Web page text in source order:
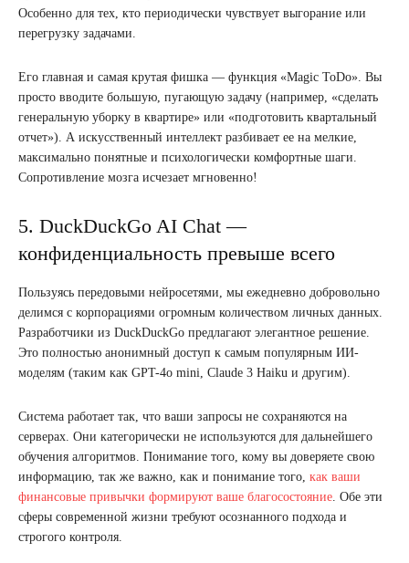
Особенно для тех, кто периодически чувствует выгорание или
перегрузку задачами.
Его главная и самая крутая фишка — функция «Magic ToDo». Вы
просто вводите большую, пугающую задачу (например, «сделать
генеральную уборку в квартире» или «подготовить квартальный
отчет»). А искусственный интеллект разбивает ее на мелкие,
максимально понятные и психологически комфортные шаги.
Сопротивление мозга исчезает мгновенно!
5. DuckDuckGo AI Chat —
конфиденциальность превыше всего
Пользуясь передовыми нейросетями, мы ежедневно добровольно
делимся с корпорациями огромным количеством личных данных.
Разработчики из DuckDuckGo предлагают элегантное решение.
Это полностью анонимный доступ к самым популярным ИИ-
моделям (таким как GPT-4o mini, Claude 3 Haiku и другим).
Система работает так, что ваши запросы не сохраняются на
серверах. Они категорически не используются для дальнейшего
обучения алгоритмов. Понимание того, кому вы доверяете свою
информацию, так же важно, как и понимание того, как ваши
финансовые привычки формируют ваше благосостояние. Обе эти
сферы современной жизни требуют осознанного подхода и
строгого контроля.